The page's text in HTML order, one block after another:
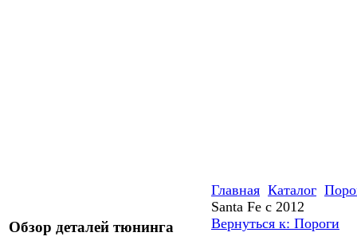
Обзор деталей тюнинга
Главная Каталог
Santa Fe с 2012
Вернуться к: Пороги